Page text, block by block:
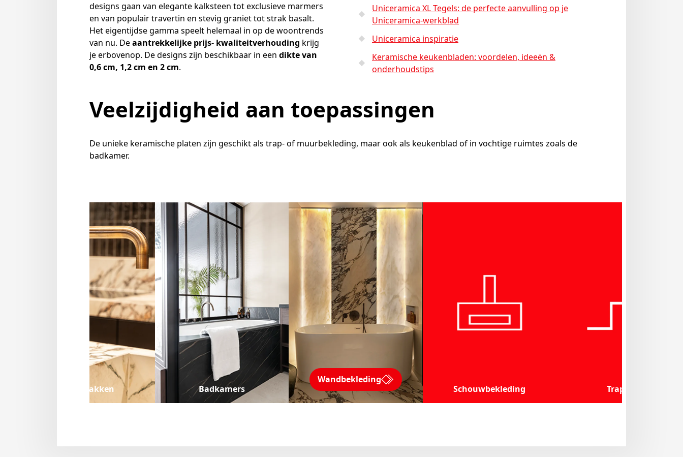
designs gaan van elegante kalksteen tot exclusieve marmers
en van populair travertin en stevig graniet tot strak basalt.
Het eigentijdse gamma speelt helemaal in op de woontrends
van nu. Deaantrekkelijke prijs- kwaliteitverhouding krijg
je erbovenop. De designs zijn beschikbaar in een dikte van
0,6 cm, 1,2 cm en 2 cm.
Uniceramica XL Tegels: de perfecte aanvulling op je
Uniceramica-werkblad
Uniceramica inspiratie
Keramische keukenbladen: voordelen, ideeën &
onderhoudstips
Veelzijdigheid aan toepassingen
De unieke keramische platen zijn geschikt als trap- of muurbekleding, maar ook als keukenblad of in vochtige ruimtes zoals de
badkamer.
Spoelbakken Badkamers
Wandbekleding
Schouwbekleding
Trappen